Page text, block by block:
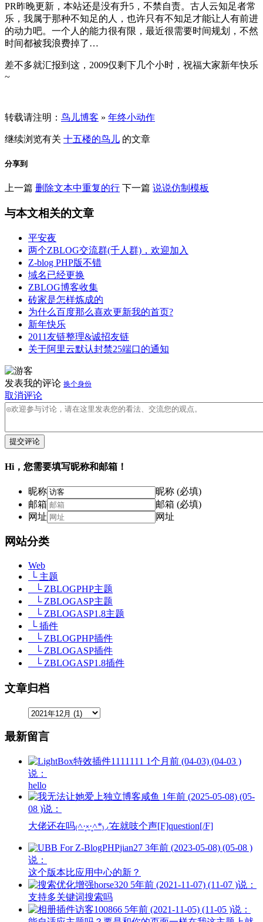
PR昨晚更新，本站还是没有升5，不禁自责。古人云知足者常
乐，我属于那种不知足的人，也许只有不知足才能让人有前进
的动力吧。一个人的能力很有限，最近很需要时间规划，不然
时间都被我浪费掉了…
差不多就汇报到这，2009仅剩下几个小时，祝福大家新年快乐
~
转载请注明： 鸟儿博客 » 年终小动作
继续浏览有关 十五楼的鸟儿 的文章
分享到
上一篇 删除文本中重复的行 下一篇 说说仿制模板
与本文相关的文章
平安夜
两个ZBLOG交流群(千人群)，欢迎加入
Z-blog PHP版不错
域名已经更换
ZBLOG博客收集
砖家是怎样炼成的
为什么百度那么喜欢更新我的首页?
新年快乐
2011友链整理&诚招友链
关于阿里云默认封禁25端口的通知
发表我的评论 换个身份
取消评论
提交评论
Hi，您需要填写昵称和邮箱！
昵称
昵称 (必填)
邮箱
邮箱 (必填)
网址
网址
网站分类
Web
└ 主题
└ ZBLOGPHP主题
└ ZBLOGASP主题
└ ZBLOGASP1.8主题
└ 插件
└ ZBLOGPHP插件
└ ZBLOGASP插件
└ ZBLOGASP1.8插件
文章归档
最新留言
1111111 1个月前 (04-03) (04-03 )
说：
hello
咸鱼 1年前 (2025-05-08) (05-
08 )说：
大佬还在吗₍˄·͈༝·͈˄*₎◞ ̑̑在就吱个声[F]question[/F]
jian27 3年前 (2023-05-08) (05-08 )
说：
这个版本比应用中心的新？
horse320 5年前 (2021-11-07) (11-07 )说：
支持多关键词搜索吗
访客100866 5年前 (2021-11-05) (11-05 )说：